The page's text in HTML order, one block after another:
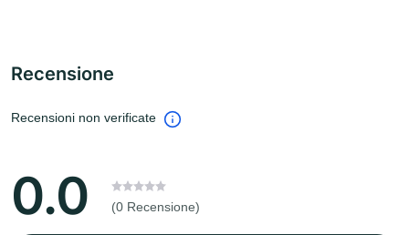
Recensione
Recensioni non verificate
0.0 (0 Recensione)